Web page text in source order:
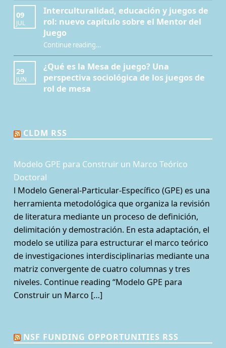
09
JUL
Interculturalidad, educación y juegos de
rol: nuevo capítulo sobre el Mentor del
Juego
Continue reading“Interculturalidad, educación y juegos de rol: nuevo capítulo sobre el Mentor del Juego”
…
29
JUN
¿Qué es la Mesa de juego? Una
perspectiva sociológica de los juegos de
rol de mesa
CLDM RSS
Modelo GPE para Construir un Marco Teórico
Doctoral
l Modelo General-Particular-Específico (GPE) es una
herramienta metodológica que organiza la revisión
de literatura mediante un proceso de definición,
delimitación y demostración. En esta adaptación, el
modelo se utiliza para estructurar el marco teórico
de investigaciones interdisciplinarias mediante una
matriz convergente de cuatro columnas y tres
niveles. Continue reading “Modelo GPE para
Construir un Marco […]
NSF FUNDING OPPORTUNITIES RSS